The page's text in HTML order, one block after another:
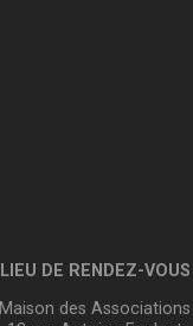
LIEU DE RENDEZ-VOUS
Maison des Associations